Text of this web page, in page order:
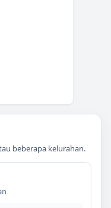
beberapa kelurahan.